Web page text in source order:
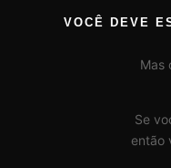
VOCÊ DEVE
Mas
Se
então